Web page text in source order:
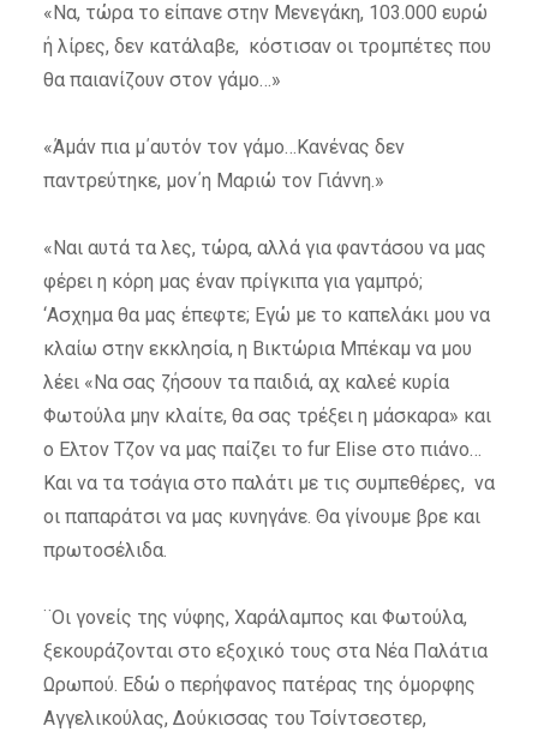
«Να, τώρα το είπανε στην Μενεγάκη, 103.000 ευρώ
ή λίρες, δεν κατάλαβε, κόστισαν οι τρομπέτες που
θα παιανίζουν στον γάμο…»
«Άμάν πια μ΄αυτόν τον γάμο…Κανένας δεν
παντρεύτηκε, μον΄η Μαριώ τον Γιάννη.»
«Ναι αυτά τα λες, τώρα, αλλά για φαντάσου να μας
φέρει η κόρη μας έναν πρίγκιπα για γαμπρό;
‘Ασχημα θα μας έπεφτε; Εγώ με το καπελάκι μου να
κλαίω στην εκκλησία, η Βικτώρια Μπέκαμ να μου
λέει «Να σας ζήσουν τα παιδιά, αχ καλεέ κυρία
Φωτούλα μην κλαίτε, θα σας τρέξει η μάσκαρα» και
ο Ελτον Τζον να μας παίζει το fur Elise στο πιάνο…
Και να τα τσάγια στο παλάτι με τις συμπεθέρες, να
οι παπαράτσι να μας κυνηγάνε. Θα γίνουμε βρε και
πρωτοσέλιδα.
¨Οι γονείς της νύφης, Χαράλαμπος και Φωτούλα,
ξεκουράζονται στο εξοχικό τους στα Νέα Παλάτια
Ωρωπού. Εδώ ο περήφανος πατέρας της όμορφης
Αγγελικούλας, Δούκισσας του Τσίντσεστερ,